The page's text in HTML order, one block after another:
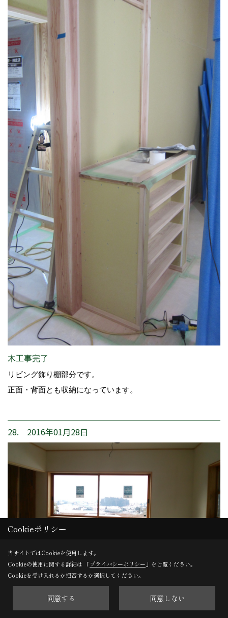
木工事完了
リビング飾り棚部分です。
正面・背面とも収納になっています。
28. 2016年01月28日
左官仕上げ
Cookieポリシー
当サイトではCookieを使用します。
Cookieの使用に関する詳細は 「プライバシーポリシー 」をご覧ください。
Cookieを受け入れるか拒否するか選択してください。
同意する 同意しない